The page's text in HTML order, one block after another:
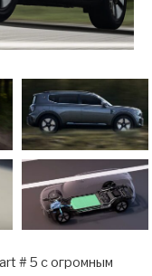
# 5 с огромным